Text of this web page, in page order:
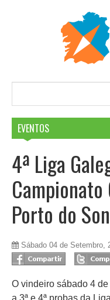
EVENTOS
4ª Liga
Porto do Son
Sábado 04 de Setembro,
O vindeiro sábado 4
a 3ª e 4ª probas da